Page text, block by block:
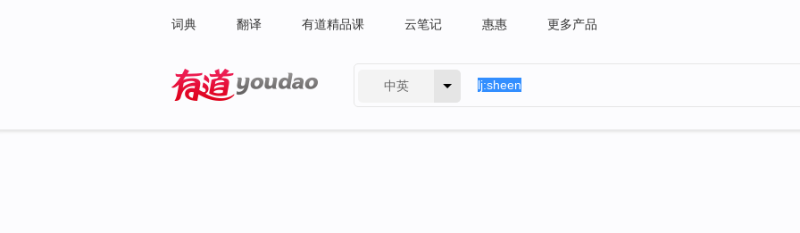
词典 翻译 有道精品课 云笔记 惠惠 更多产品
中英